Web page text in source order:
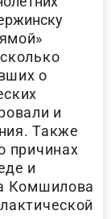
о
и
Также
причинах
и
Комшилова